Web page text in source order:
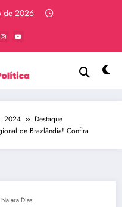
de 2026
2024
Destaque
de Brazlândia! Confira
Naiara Dias